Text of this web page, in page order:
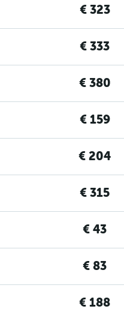
€ 323
€ 333
€ 380
€ 159
€ 204
€ 315
€ 43
€ 83
€ 188